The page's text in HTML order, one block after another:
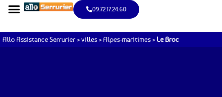
09.72.17.24.60
Allo Assistance Serrurier >villes >Alpes-maritimes > Le Broc